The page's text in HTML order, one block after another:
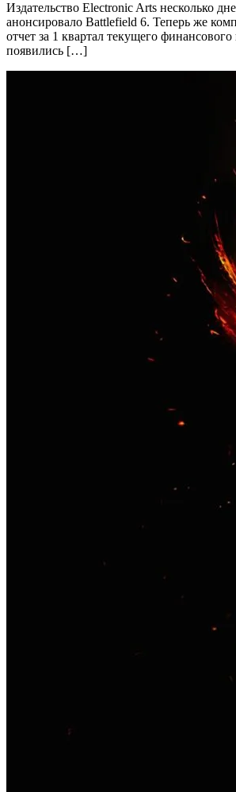
Издательство Electronic Arts несколько
анонсировало Battlefield 6. Теперь же
отчет за 1 квартал текущего
появились […]